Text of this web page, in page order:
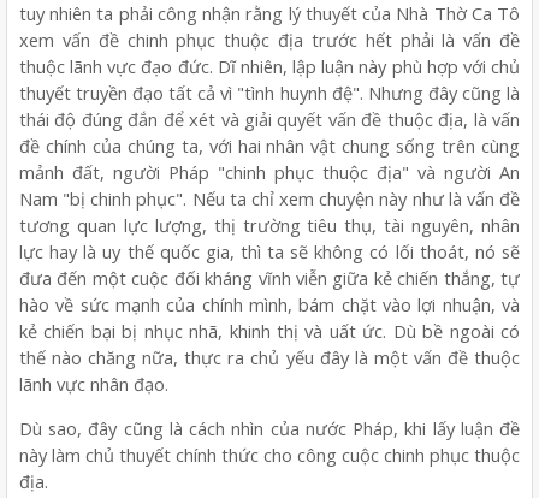
tuy nhiên ta phải công nhận rằng lý thuyết của Nhà Thờ Ca Tô
xem vấn đề chinh phục thuộc địa trước hết phải là vấn đề
thuộc lãnh vực đạo đức. Dĩ nhiên, lập luận này phù hợp với chủ
thuyết truyền đạo tất cả vì "tình huynh đệ". Nhưng đây cũng là
thái độ đúng đắn để xét và giải quyết vấn đề thuộc địa, là vấn
đề chính của chúng ta, với hai nhân vật chung sống trên cùng
mảnh đất, người Pháp "chinh phục thuộc địa" và người An
Nam "bị chinh phục". Nếu ta chỉ xem chuyện này như là vấn đề
tương quan lực lượng, thị trường tiêu thụ, tài nguyên, nhân
lực hay là uy thế quốc gia, thì ta sẽ không có lối thoát, nó sẽ
đưa đến một cuộc đối kháng vĩnh viễn giữa kẻ chiến thắng, tự
hào về sức mạnh của chính mình, bám chặt vào lợi nhuận, và
kẻ chiến bại bị nhục nhã, khinh thị và uất ức. Dù bề ngoài có
thế nào chăng nữa, thực ra chủ yếu đây là một vấn đề thuộc
lãnh vực nhân đạo.
Dù sao, đây cũng là cách nhìn của nước Pháp, khi lấy luận đề
này làm chủ thuyết chính thức cho công cuộc chinh phục thuộc
địa.